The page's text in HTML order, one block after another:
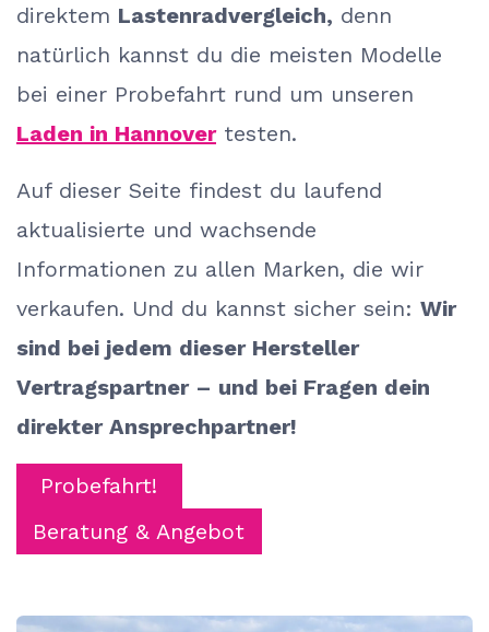
direktem Lastenradvergleich, denn
natürlich kannst du die meisten Modelle
bei einer Probefahrt rund um unseren
Laden in Hannovertesten.
Auf dieser Seite findest du laufend
aktualisierte und wachsende
Informationen zu allen Marken, die wir
verkaufen. Und du kannst sicher sein: Wir
sind bei jedem dieser Hersteller
Vertragspartner – und bei Fragen dein
direkter Ansprechpartner!
Probefahrt!
Beratung & Angebot
BAKFIETS.nl bietet Modelle wie Cargo lang / kurz,